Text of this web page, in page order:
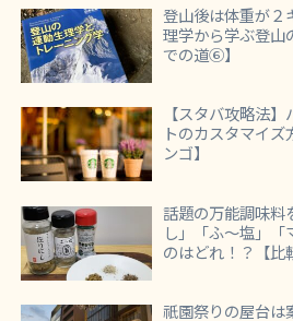
登山後は体重が２
理学から学ぶ登山
での道⑥】
【スタバ攻略法
トのカスタマイ
ンゴ】
話題の万能調味料
し」「ふ～塩」
のはどれ！？【比
祇園祭りの屋台は